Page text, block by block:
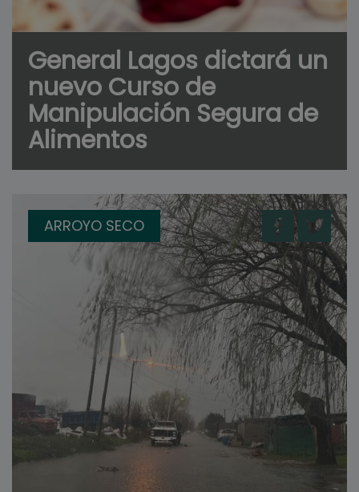
General Lagos dictará un
nuevo Curso de
Manipulación Segura de
Alimentos
ARROYO SECO